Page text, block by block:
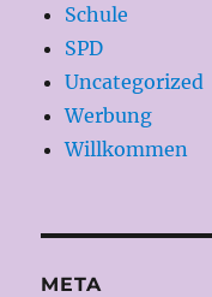
Schule
SPD
Uncategorized
Werbung
Willkommen
META